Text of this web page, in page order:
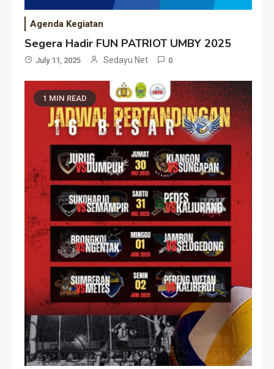
Agenda Kegiatan
Segera Hadir FUN PATRIOT UMBY 2025
July 11, 2025 Sedayu Net 0
1 MIN READ